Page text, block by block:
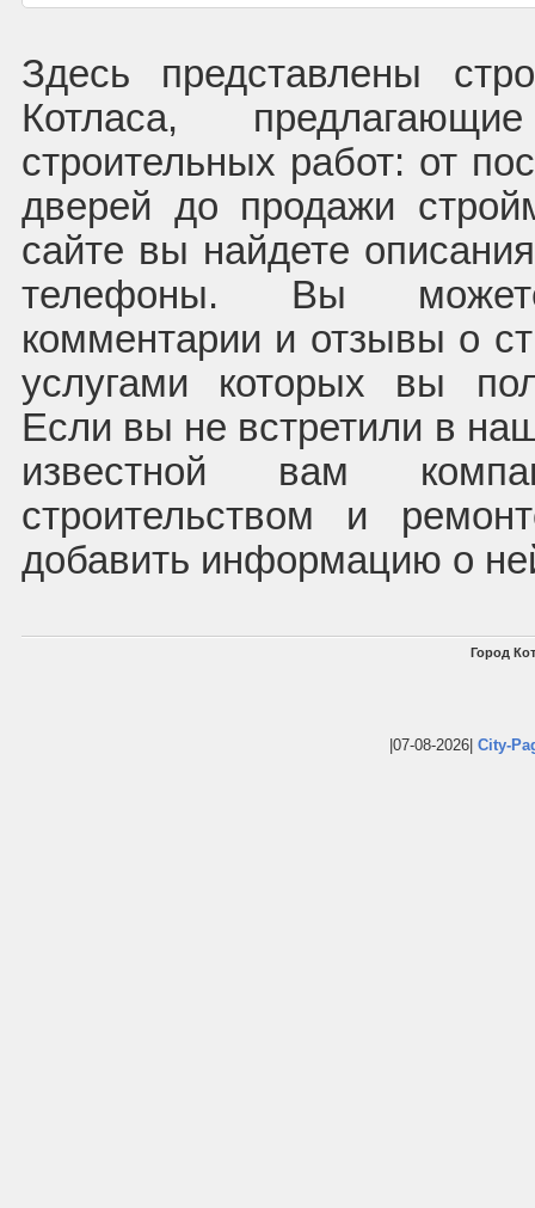
Здесь представлены
Котласа,
строительных работ: от
дверей до продажи
сайте вы найдете
телефоны. Вы
комментарии и отзывы о
услугами которых вы
Если вы не встретили в
известной вам
строительством и
добавить информацию о
Город
|07-08-2026| City-